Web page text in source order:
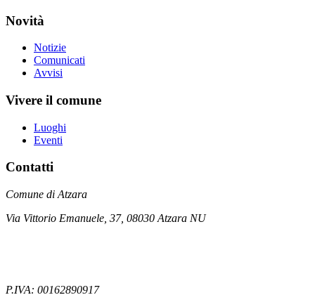
Novità
Notizie
Comunicati
Avvisi
Vivere il comune
Luoghi
Eventi
Contatti
Comune di Atzara
Via Vittorio Emanuele, 37, 08030 Atzara NU
P.IVA: 00162890917